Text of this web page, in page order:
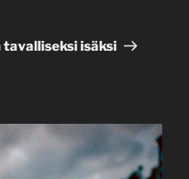
isäksi